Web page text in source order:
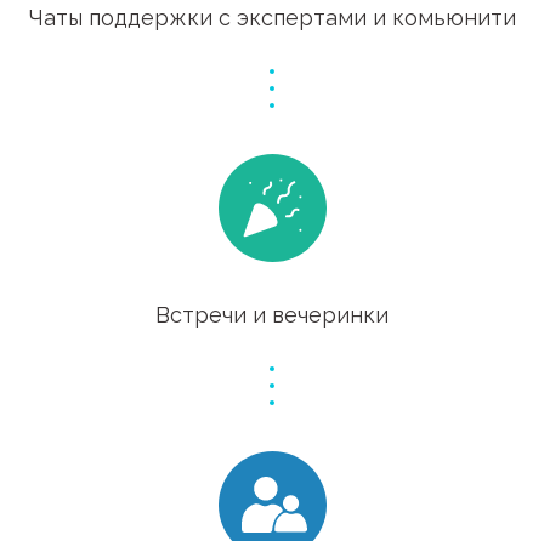
Чаты поддержки с экспертами и комьюнити
Встречи и вечеринки